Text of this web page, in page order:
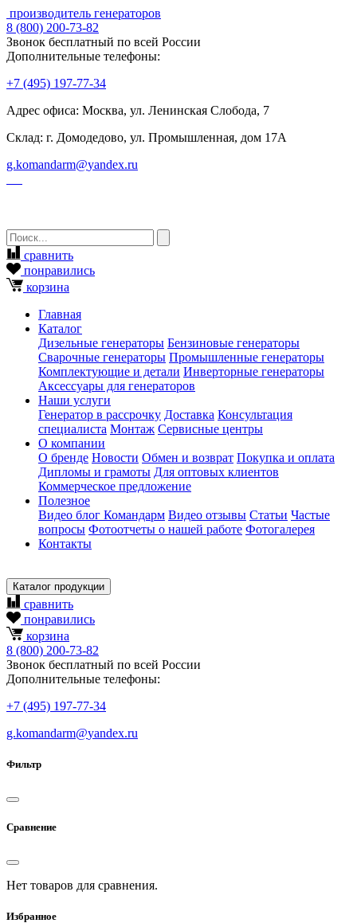
производитель генераторов
8 (800) 200-73-82
Звонок бесплатный по всей России
Дополнительные телефоны:
+7 (495) 197-77-34
Адрес офиса: Москва, ул. Ленинская Слобода, 7
Склад: г. Домодедово, ул. Промышленная, дом 17А
g.komandarm@yandex.ru
сравнить
понравились
корзина
Главная
Каталог
Дизельные генераторы Бензиновые генераторы
Сварочные генераторы Промышленные генераторы
Комплектующие и детали Инверторные генераторы
Аксессуары для генераторов
Наши услуги
Генератор в рассрочку Доставка Консультация
специалиста Монтаж Сервисные центры
О компании
О бренде Новости Обмен и возврат Покупка и оплата
Дипломы и грамоты Для оптовых клиентов
Коммерческое предложение
Полезное
Видео блог Командарм Видео отзывы Статьи Частые
вопросы Фотоотчеты о нашей работе Фотогалерея
Контакты
Каталог продукции
сравнить
понравились
корзина
8 (800) 200-73-82
Звонок бесплатный по всей России
Дополнительные телефоны:
+7 (495) 197-77-34
g.komandarm@yandex.ru
Фильтр
Сравнение
Нет товаров для сравнения.
Избранное